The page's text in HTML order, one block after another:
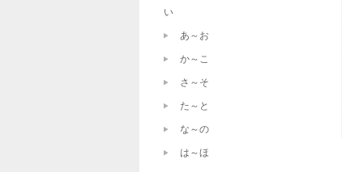
い
あ～お
か～こ
さ～そ
た～と
な～の
は～ほ